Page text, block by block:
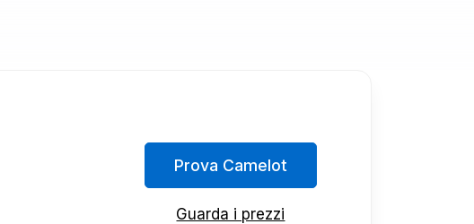
Prova Camelot
Guarda i prezzi